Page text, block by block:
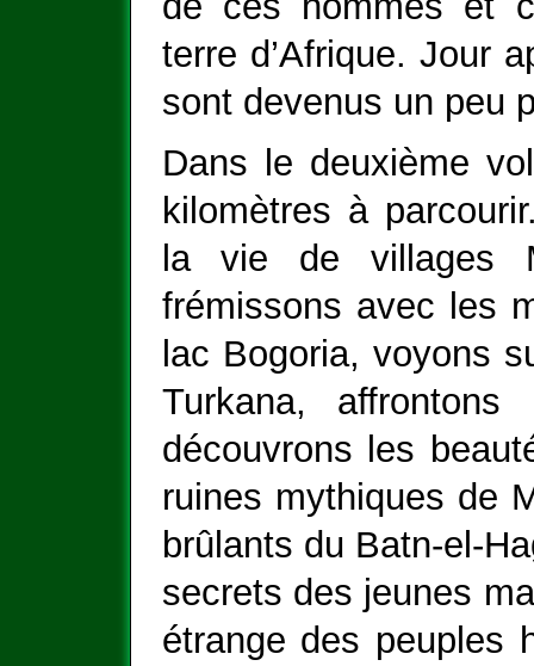
terre d’Afrique. Jour
sont devenus un peu
Dans le deuxième
kilomètres à
la vie de villages
frémissons avec les
lac Bogoria, voyons
Turkana,
découvrons les
ruines mythiques de
brûlants du Batn-el-
secrets des jeunes
étrange des peuples